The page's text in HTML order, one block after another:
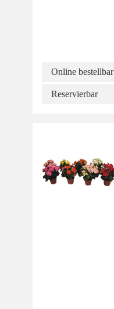
Online bestellbar
Reservierbar